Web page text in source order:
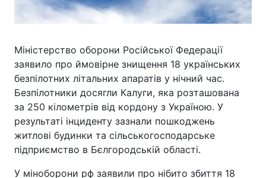
Міністерство оборони Російської Федерації
заявило про ймовірне знищення 18 українських
безпілотних літальних апаратів у нічний час.
Безпілотники досягли Калуги, яка розташована
за 250 кілометрів від кордону з Україною. У
результаті інциденту зазнали пошкоджень
житлові будинки та сільськогосподарське
підприємство в Бєлгородській області.
У міноборони рф заявили про нібито збиття 18